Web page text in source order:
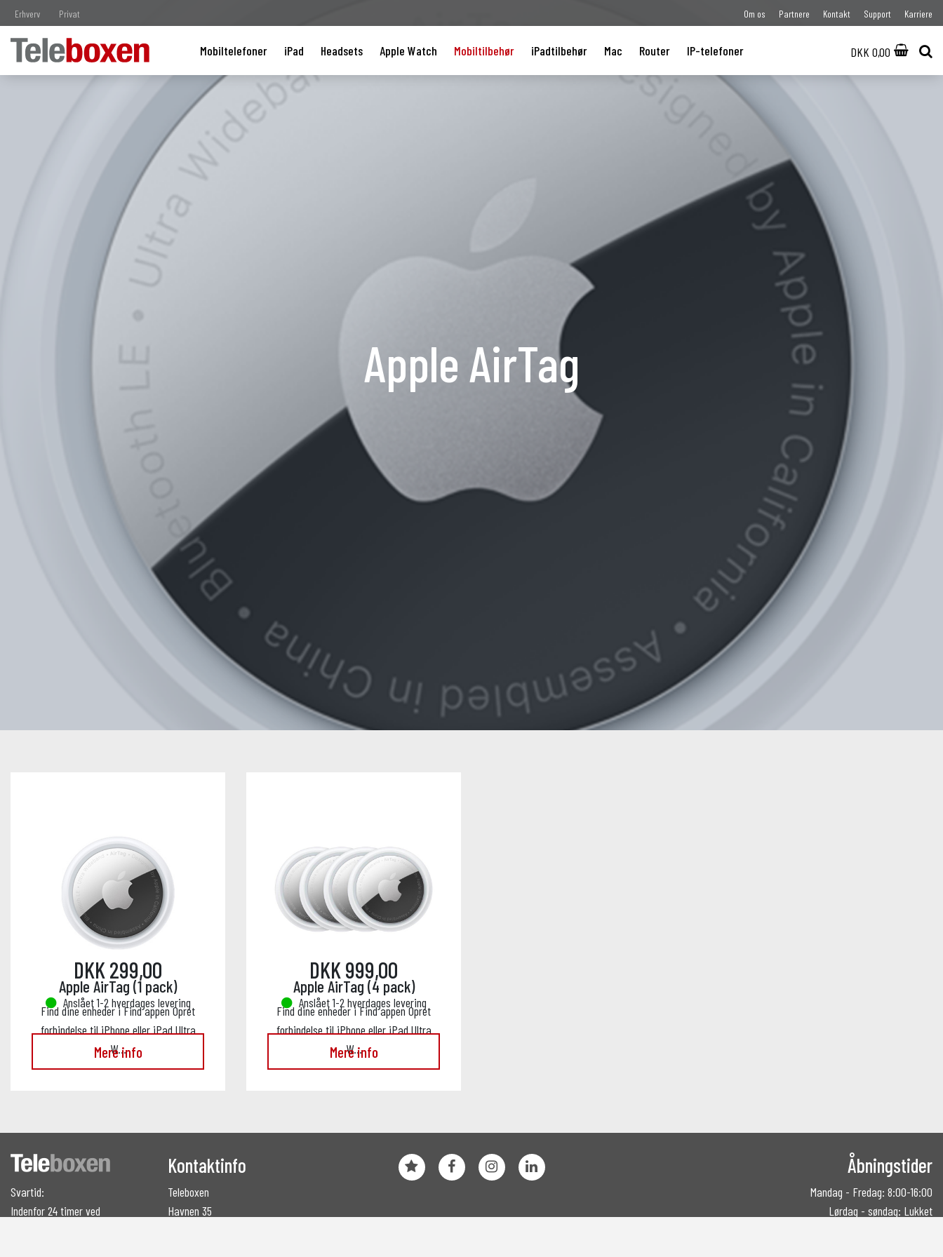
Erhverv Privat Om os Partnere Kontakt Support Karriere
Mobiltelefoner iPad Headsets Apple Watch Mobiltilbehør iPadtilbehør Mac Router IP-telefoner DKK 0,00
Apple AirTag
Apple AirTag (1 pack)
Find dine enheder i Find appen Opret
forbindelse til iPhone eller iPad Ultra
W…
DKK 299,00
Anslået 1-2 hverdages levering
Mere info
Apple AirTag (4 pack)
Find dine enheder i Find appen Opret
forbindelse til iPhone eller iPad Ultra
W…
DKK 999,00
Anslået 1-2 hverdages levering
Mere info
Svartid:
Indenfor 24 timer ved
Kontaktinfo
Teleboxen
Havnen 35
Åbningstider
Mandag - Fredag: 8:00-16:00
Lørdag - søndag: Lukket